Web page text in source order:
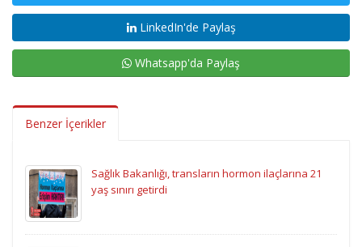
LinkedIn'de Paylaş
Whatsapp'da Paylaş
Benzer İçerikler
Sağlık Bakanlığı, transların hormon ilaçlarına 21
yaş sınırı getirdi